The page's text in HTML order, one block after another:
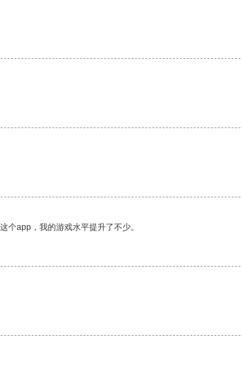
个app，我的游戏水平提升了不少。